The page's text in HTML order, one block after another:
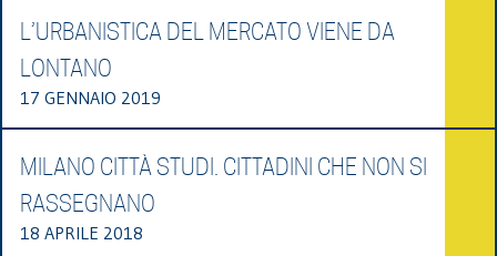
L’URBANISTICA DEL MERCATO VIENE DA
LONTANO
17 GENNAIO 2019
MILANO CITTÀ STUDI. CITTADINI CHE NON SI
RASSEGNANO
18 APRILE 2018